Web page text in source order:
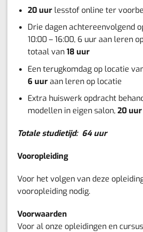
20 uurlesstof online ter
Drie dagen achtereenvolgend
10:00 – 16:00, 6 uur aan leren
totaal van18 uur
Een terugkomdag op locatie
6 uuraan leren op locatie
Extra huiswerk opdracht
modellen in eigen salon,20 uur
Totale studietijd: 64 uur
Vooropleiding
Voor het volgen van deze
vooropleiding nodig.
Voorwaarden
Voor al onze opleidingen en